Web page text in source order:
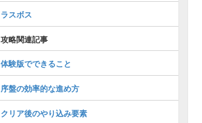
ラスボス
攻略関連記事
体験版でできること
序盤の効率的な進め方
クリア後のやり込み要素